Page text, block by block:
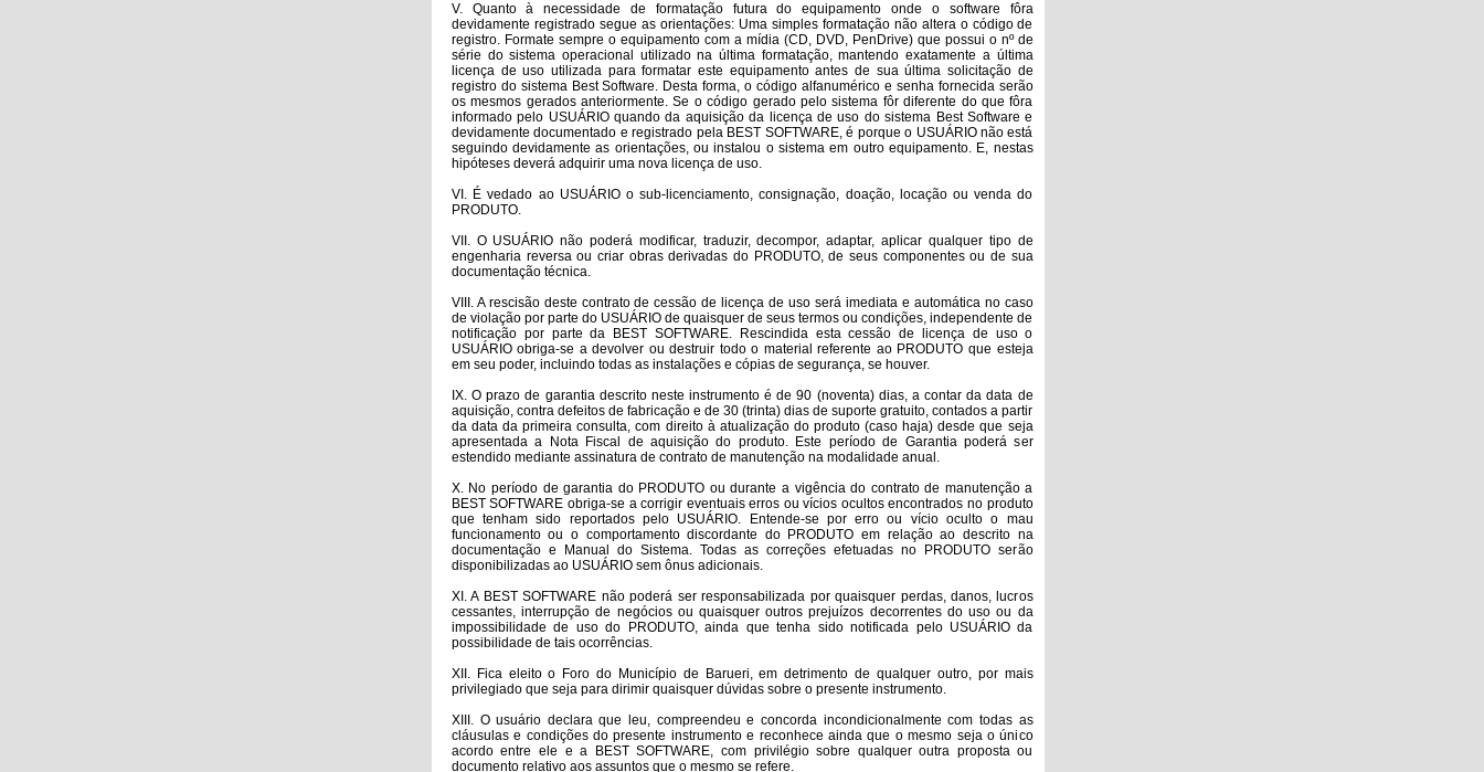
V. Quanto à necessidade de formatação futura do equipamento onde o software fôra
devidamente registrado segue as orientações: Uma simples formatação não altera o código de
registro. Formate sempre o equipamento com a mídia (CD, DVD, PenDrive) que possui o nº de
série do sistema operacional utilizado na última formatação, mantendo exatamente a última
licença de uso utilizada para formatar este equipamento antes de sua última solicitação de
registro do sistema Best Software. Desta forma, o código alfanumérico e senha fornecida serão
os mesmos gerados anteriormente. Se o código gerado pelo sistema fôr diferente do que fôra
informado pelo USUÁRIO quando da aquisição da licença de uso do sistema Best Software e
devidamente documentado e registrado pela BEST SOFTWARE, é porque o USUÁRIO não está
seguindo devidamente as orientações, ou instalou o sistema em outro equipamento. E, nestas
hipóteses deverá adquirir uma nova licença de uso.
VI. É vedado ao USUÁRIO o sub-licenciamento, consignação, doação, locação ou venda do
PRODUTO.
VII. O USUÁRIO não poderá modificar, traduzir, decompor, adaptar, aplicar qualquer tipo de
engenharia reversa ou criar obras derivadas do PRODUTO, de seus componentes ou de sua
documentação técnica.
VIII. A rescisão deste contrato de cessão de licença de uso será imediata e automática no caso
de violação por parte do USUÁRIO de quaisquer de seus termos ou condições, independente de
notificação por parte da BEST SOFTWARE. Rescindida esta cessão de licença de uso o
USUÁRIO obriga-se a devolver ou destruir todo o material referente ao PRODUTO que esteja
em seu poder, incluindo todas as instalações e cópias de segurança, se houver.
IX. O prazo de garantia descrito neste instrumento é de 90 (noventa) dias, a contar da data de
aquisição, contra defeitos de fabricação e de 30 (trinta) dias de suporte gratuito, contados a partir
da data da primeira consulta, com direito à atualização do produto (caso haja) desde que seja
apresentada a Nota Fiscal de aquisição do produto. Este período de Garantia poderá ser
estendido mediante assinatura de contrato de manutenção na modalidade anual.
X. No período de garantia do PRODUTO ou durante a vigência do contrato de manutenção a
BEST SOFTWARE obriga-se a corrigir eventuais erros ou vícios ocultos encontrados no produto
que tenham sido reportados pelo USUÁRIO. Entende-se por erro ou vício oculto o mau
funcionamento ou o comportamento discordante do PRODUTO em relação ao descrito na
documentação e Manual do Sistema. Todas as correções efetuadas no PRODUTO serão
disponibilizadas ao USUÁRIO sem ônus adicionais.
XI. A BEST SOFTWARE não poderá ser responsabilizada por quaisquer perdas, danos, lucros
cessantes, interrupção de negócios ou quaisquer outros prejuízos decorrentes do uso ou da
impossibilidade de uso do PRODUTO, ainda que tenha sido notificada pelo USUÁRIO da
possibilidade de tais ocorrências.
XII. Fica eleito o Foro do Município de Barueri, em detrimento de qualquer outro, por mais
privilegiado que seja para dirimir quaisquer dúvidas sobre o presente instrumento.
XIII. O usuário declara que leu, compreendeu e concorda incondicionalmente com todas as
cláusulas e condições do presente instrumento e reconhece ainda que o mesmo seja o único
acordo entre ele e a BEST SOFTWARE, com privilégio sobre qualquer outra proposta ou
documento relativo aos assuntos que o mesmo se refere.